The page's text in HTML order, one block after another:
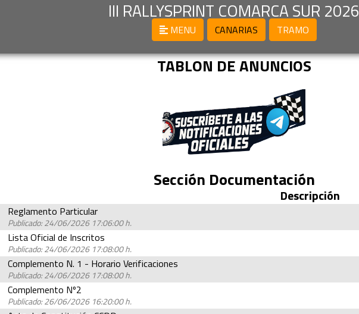
III RALLYSPRINT COMARCA SUR 2026
MENU CANARIAS TRAMO
TABLON DE ANUNCIOS
Sección Documentación
Descripción
Reglamento Particular
Publicado: 24/06/2026 17:06:00 h.
Lista Oficial de Inscritos
Publicado: 24/06/2026 17:08:00 h.
Complemento N. 1 - Horario Verificaciones
Publicado: 24/06/2026 17:08:00 h.
Complemento Nº2
Publicado: 26/06/2026 16:20:00 h.